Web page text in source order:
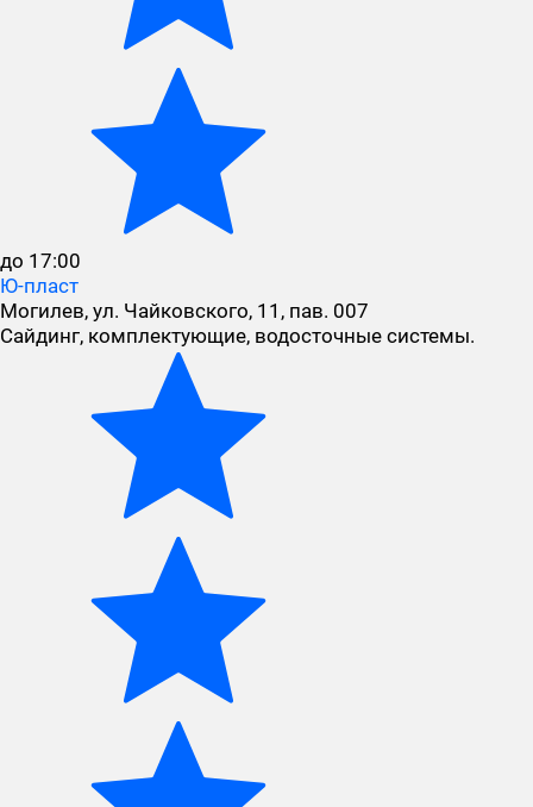
до 17:00
Ю-пласт
Могилев, ул. Чайковского, 11, пав. 007
Сайдинг, комплектующие, водосточные системы.